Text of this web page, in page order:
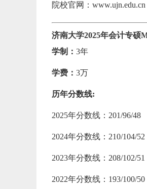
院校官网：www.ujn.edu.cn
济南大学2025年会计专硕
学制： 3年
学费： 3万
历年分数线:
2025年分数线：201/96/48
2024年分数线：210/104/52
2023年分数线：208/102/51
2022年分数线：193/100/50